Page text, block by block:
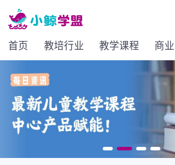
首页 教培行业 教学课程 商